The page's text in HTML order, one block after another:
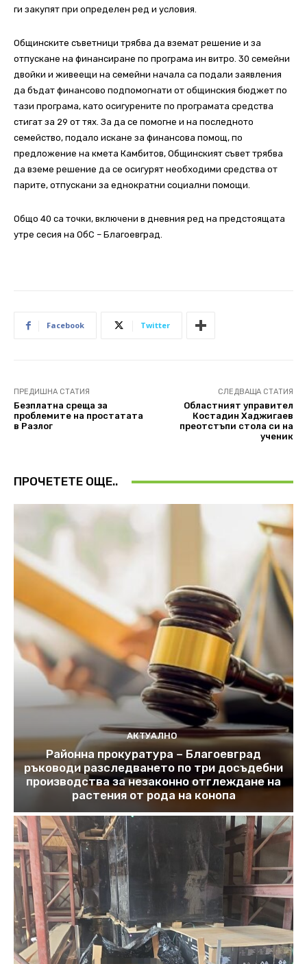
ги закупят при определен ред и условия.
Общинските съветници трябва да вземат решение и за
отпускане на финансиране по програма ин витро. 30 семейни
двойки и живеещи на семейни начала са подали заявления
да бъдат финансово подпомогнати от общинския бюджет по
тази програма, като осигурените по програмата средства
стигат за 29 от тях. За да се помогне и на последното
семейство, подало искане за финансова помощ, по
предложение на кмета Камбитов, Общинският съвет трябва
да вземе решение да се осигурят необходими средства от
парите, отпускани за еднократни социални помощи.
Общо 40 са точки, включени в дневния ред на предстоящата
утре сесия на ОбС – Благоевград.
Facebook Twitter
ПРЕДИШНА СТАТИЯ
Безплатна среща за
проблемите на простатата
в Разлог
СЛЕДВАЩА СТАТИЯ
Областният управител
Костадин Хаджигаев
преотстъпи стола си на
ученик
ПРОЧЕТЕТЕ ОЩЕ..
АКТУАЛНО
Районна прокуратура – Благоевград
ръководи разследването по три досъдебни
производства за незаконно отглеждане на
растения от рода на конопа